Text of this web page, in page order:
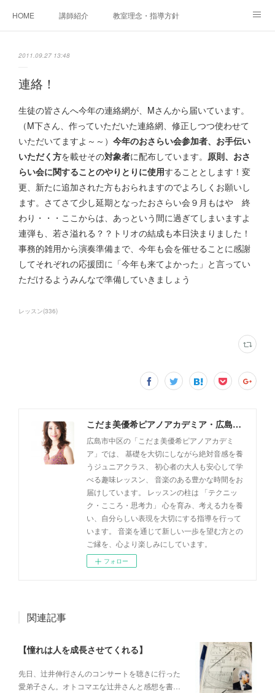
HOME 講師紹介 教室理念・指導方針
ご相談・体験レッスンお申し込み
アクセス 演奏スケジュール
2011.09.27 13:48
連絡！
生徒の皆さんへ今年の連絡網が、Mさんから届いています。
（M下さん、作っていただいた連絡網、修正しつつ使わせて
いただいてますよ～～） 今年のおさらい会参加者、お手伝い
いただく方を載せその対象者に配布しています。 原則、おさ
らい会に関することのやりとりに使用することとします！変
更、新たに追加された方もおられますのでよろしくお願いし
ます。さてさて少し延期となったおさらい会９月もはや 終
わり・・・ここからは、あっという間に過ぎてしまいますよ
連弾も、若さ溢れる？？トリオの結成も本日決まりました！
事務的雑用から演奏準備まで、今年も会を催せることに感謝
してそれぞれの応援団に「今年も来てよかった」と言ってい
ただけるようみんなで準備していきましょう
レッスン(336)
こだま美優希ピアノアカデミア・広島市中区
広島市中区の「こだま美優希ピアノアカデミ
ア」では、 基礎を大切にしながら絶対音感を養
うジュニアクラス、 初心者の大人も安心して学
べる趣味レッスン、 音楽のある豊かな時間をお
届けしています。 レッスンの柱は 「テクニッ
ク・こころ・思考力」 心を育み、考える力を養
い、自分らしい表現を大切にする指導を行って
います。 音楽を通じて新しい一歩を望む方との
ご縁を、心より楽しみにしています。
フォロー
関連記事
【憧れは人を成長させてくれる】
先日、辻井伸行さんのコンサートを 聴きに行った
愛弟子さん。 オトコマエな辻井さんと 感想を書…